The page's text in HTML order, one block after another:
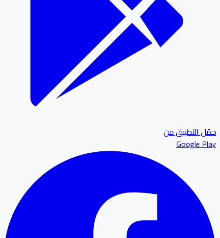
التطبيق من
Google